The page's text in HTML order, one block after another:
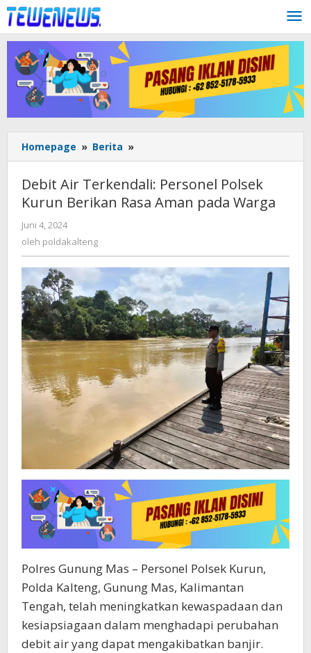
Lewati
ke
konten
Homepage » Berita »
Air
Personel
Polsek
pada
Warga
Debit Air Terkendali: Personel Polsek
Kurun Berikan Rasa Aman pada Warga
Juni 4, 2024
poldakalteng
oleh poldakalteng
Polres Gunung Mas – Personel Polsek Kurun,
Polda Kalteng, Gunung Mas, Kalimantan
Tengah, telah meningkatkan kewaspadaan dan
kesiapsiagaan dalam menghadapi perubahan
debit air yang dapat mengakibatkan banjir.